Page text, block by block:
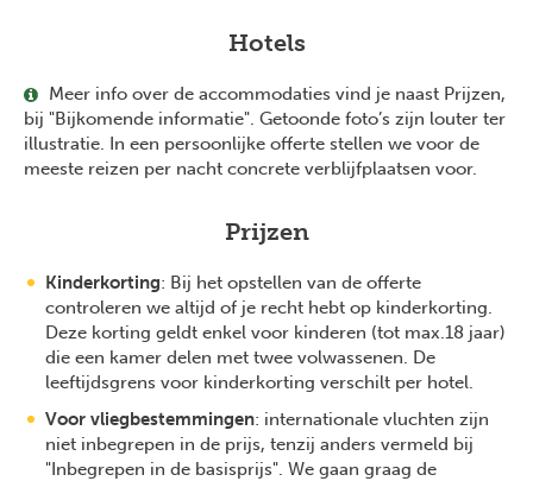
Hotels
Meer info over de accommodaties vind je naast Prijzen,
bij "Bijkomende informatie". Getoonde foto’s zijn louter ter
illustratie. In een persoonlijke offerte stellen we voor de
meeste reizen per nacht concrete verblijfplaatsen voor.
Prijzen
Kinderkorting: Bij het opstellen van de offerte
controleren we altijd of je recht hebt op kinderkorting.
Deze korting geldt enkel voor kinderen (tot max.18 jaar)
die een kamer delen met twee volwassenen. De
leeftijdsgrens voor kinderkorting verschilt per hotel.
Voor vliegbestemmingen: internationale vluchten zijn
niet inbegrepen in de prijs, tenzij anders vermeld bij
"Inbegrepen in de basisprijs". We gaan graag de